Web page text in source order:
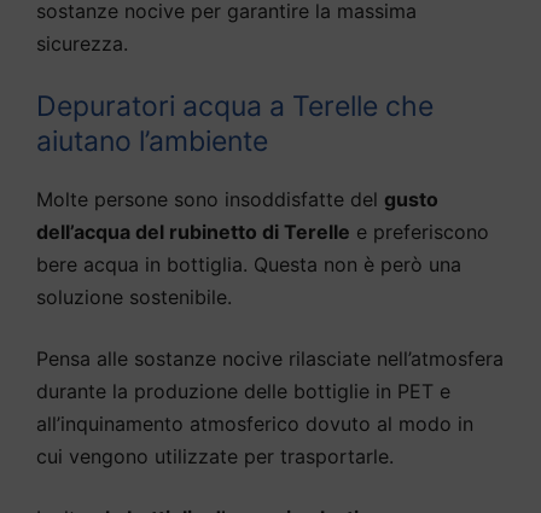
sostanze nocive per garantire la massima
sicurezza.
Depuratori acqua a Terelle che
aiutano l’ambiente
Molte persone sono insoddisfatte del gusto
dell’acqua del rubinetto di Terelle e preferiscono
bere acqua in bottiglia. Questa non è però una
soluzione sostenibile.
Pensa alle sostanze nocive rilasciate nell’atmosfera
durante la produzione delle bottiglie in PET e
all’inquinamento atmosferico dovuto al modo in
cui vengono utilizzate per trasportarle.